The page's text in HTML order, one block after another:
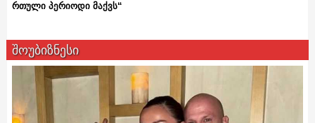
რთული პერიოდი მაქვს“
შოუბიზნესი